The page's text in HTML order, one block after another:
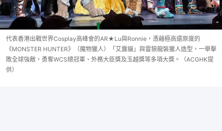
代表香港出戰世界Cosplay高峰會的AR★Lu與Ronnie，憑藉極高還原度的
《MONSTER HUNTER》（魔物獵人）「艾露貓」與雷狼龍裝獵人造型，一舉擊
敗全球強敵，勇奪WCS總冠軍、外務大臣獎及玉越獎等多項大獎。（ACGHK提
供）